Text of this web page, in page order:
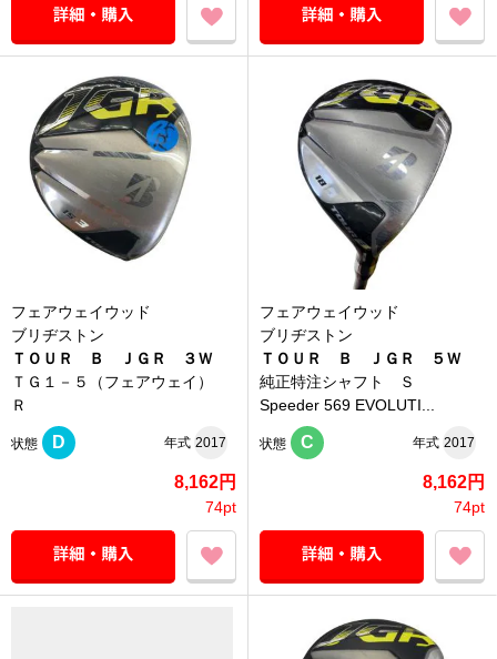
フェアウェイウッド
ブリヂストン
ＴＯＵＲ Ｂ ＪＧＲ ３Ｗ
ＴＧ１－５（フェアウェイ）
Ｒ
状態 D 年式 2017
8,162円
74pt
フェアウェイウッド
ブリヂストン
ＴＯＵＲ Ｂ ＪＧＲ ５Ｗ
純正特注シャフト Ｓ
Speeder 569 EVOLUTI...
状態 C 年式 2017
8,162円
74pt